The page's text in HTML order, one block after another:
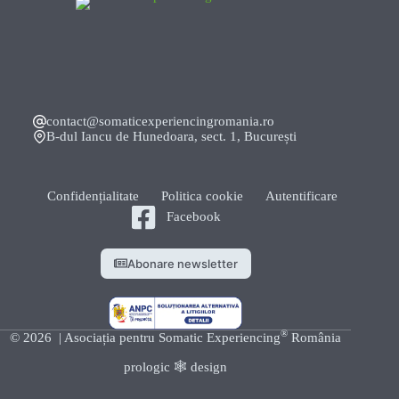
contact@somaticexperiencingromania.ro
B-dul Iancu de Hunedoara, sect. 1, București
Confidențialitate Politica cookie
Autentificare
Facebook
Abonare newsletter
© 2026 | Asociația pentru Somatic Experiencing® România
prologic 🕸️ design